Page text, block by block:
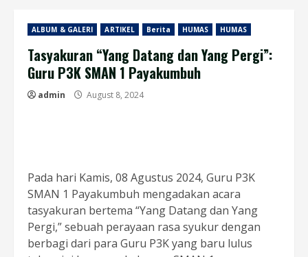
ALBUM & GALERI ARTIKEL Berita HUMAS HUMAS
Tasyakuran “Yang Datang dan Yang Pergi”:
Guru P3K SMAN 1 Payakumbuh
admin August 8, 2024
Pada hari Kamis, 08 Agustus 2024, Guru P3K
SMAN 1 Payakumbuh mengadakan acara
tasyakuran bertema “Yang Datang dan Yang
Pergi,” sebuah perayaan rasa syukur dengan
berbagi dari para Guru P3K yang baru lulus